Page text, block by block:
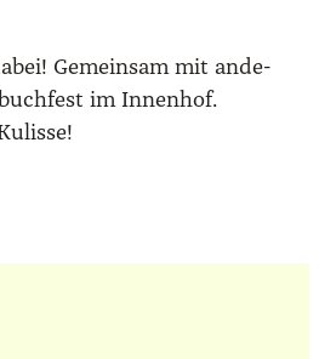
Gemein­sam mit ande­
im Innen­hof.